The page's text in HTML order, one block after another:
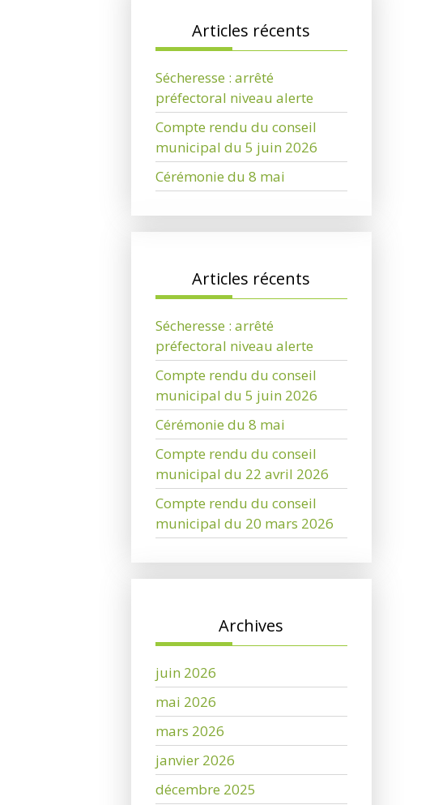
Articles récents
Sécheresse : arrêté
préfectoral niveau alerte
Compte rendu du conseil
municipal du 5 juin 2026
Cérémonie du 8 mai
Articles récents
Sécheresse : arrêté
préfectoral niveau alerte
Compte rendu du conseil
municipal du 5 juin 2026
Cérémonie du 8 mai
Compte rendu du conseil
municipal du 22 avril 2026
Compte rendu du conseil
municipal du 20 mars 2026
Archives
juin 2026
mai 2026
mars 2026
janvier 2026
décembre 2025